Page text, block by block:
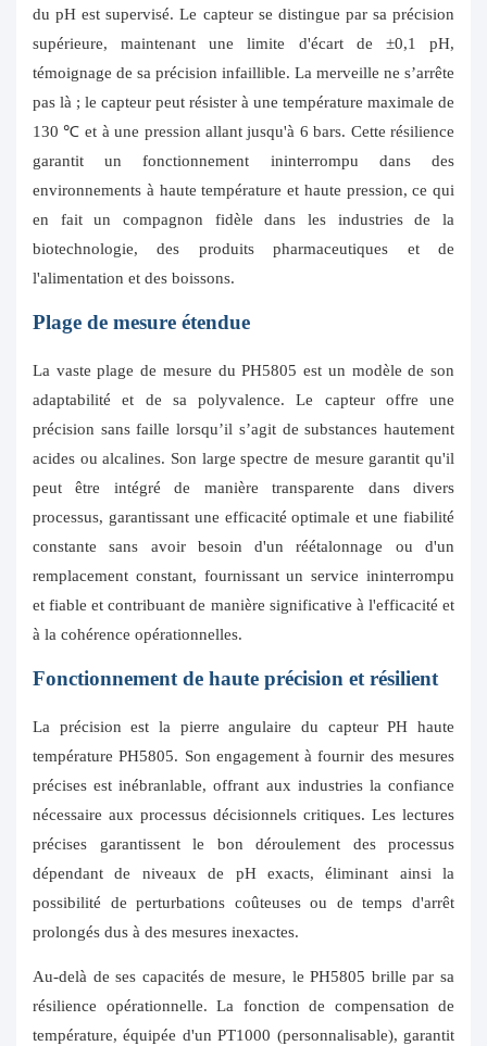
du pH est supervisé. Le capteur se distingue par sa précision
supérieure, maintenant une limite d'écart de ±0,1 pH,
témoignage de sa précision infaillible. La merveille ne s’arrête
pas là ; le capteur peut résister à une température maximale de
130 ℃ et à une pression allant jusqu'à 6 bars. Cette résilience
garantit un fonctionnement ininterrompu dans des
environnements à haute température et haute pression, ce qui
en fait un compagnon fidèle dans les industries de la
biotechnologie, des produits pharmaceutiques et de
l'alimentation et des boissons.
Plage de mesure étendue
La vaste plage de mesure du PH5805 est un modèle de son
adaptabilité et de sa polyvalence. Le capteur offre une
précision sans faille lorsqu’il s’agit de substances hautement
acides ou alcalines. Son large spectre de mesure garantit qu'il
peut être intégré de manière transparente dans divers
processus, garantissant une efficacité optimale et une fiabilité
constante sans avoir besoin d'un réétalonnage ou d'un
remplacement constant, fournissant un service ininterrompu
et fiable et contribuant de manière significative à l'efficacité et
à la cohérence opérationnelles.
Fonctionnement de haute précision et résilient
La précision est la pierre angulaire du capteur PH haute
température PH5805. Son engagement à fournir des mesures
précises est inébranlable, offrant aux industries la confiance
nécessaire aux processus décisionnels critiques. Les lectures
précises garantissent le bon déroulement des processus
dépendant de niveaux de pH exacts, éliminant ainsi la
possibilité de perturbations coûteuses ou de temps d'arrêt
prolongés dus à des mesures inexactes.
Au-delà de ses capacités de mesure, le PH5805 brille par sa
résilience opérationnelle. La fonction de compensation de
température, équipée d'un PT1000 (personnalisable), garantit